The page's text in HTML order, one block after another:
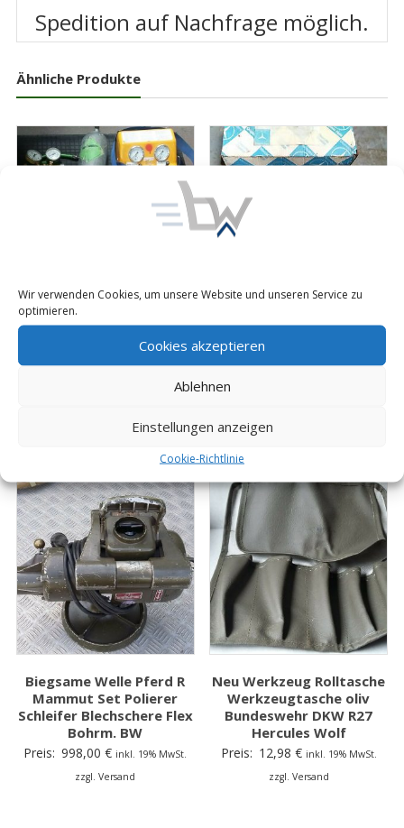
Wir verwenden Cookies, um unsere Website und unseren Service zu
optimieren.
Cookies akzeptieren
Ablehnen
Einstellungen anzeigen
Cookie-Richtlinie
Spedition auf Nachfrage möglich.
Ähnliche Produkte
Vetter Hebekissen-Satz V
40 Luftkissen Schläuche
Steuereinheit
zzgl. Versand
Klauenschlussel
Zapfenschlüssel
Biegsame Welle Pferd R
Mammut Set Polierer
Schleifer Blechschere Flex
Bohrm. BW
Preis: 998,00€ inkl. 19% MwSt.
zzgl. Versand
Neu Werkzeug Rolltasche
Werkzeugtasche oliv
Bundeswehr DKW R27
Hercules Wolf
Preis: 12,98 € inkl. 19% MwSt.
zzgl. Versand